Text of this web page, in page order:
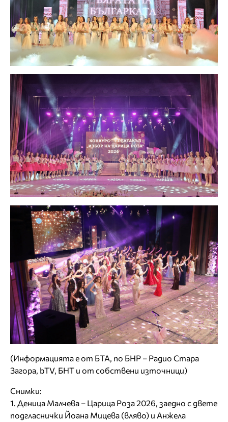
(Информацията е от БТА, по БНР – Радио Стара
Загора, bTV, БНТ и от собствени източници)
Снимки:
1. Деница Малчева – Царица Роза 2026, заедно с двете
подгласнички Йоана Мицева (вляво) и Анжела